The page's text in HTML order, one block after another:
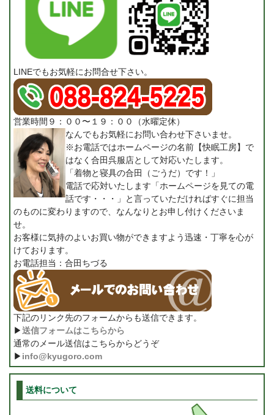
LINEでもお気軽にお問合せ下さい。
営業時間９：００〜１９：００（水曜定休）
なんでもお気軽にお問い合わせ下さいませ。
※お電話ではホームページの名前【快眠工房】で
はなく合田呉服店として対応いたします。
「着物と寝具の合田（ごうだ）です！」
電話で応対いたします「ホームページを見ての電
話です・・・」と言っていただければすぐに担当
のものに変わりますので、なんなりとお申し付けくださいま
せ。
お客様に気持のよいお買い物ができますよう迅速・丁寧を心が
けております。
お電話担当：合田ちづる
下記のリンク先のフォームからも送信できます。
▶送信フォームはこちらから
通常のメール送信はこちらからどうぞ
▶ info@kyugoro.com
送料について